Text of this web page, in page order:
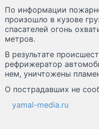
По информации
произошло в кузове
спасателей огонь
метров.
В результате
рефрижератор
нем, уничтожены
О пострадавших не
yamal-media.ru